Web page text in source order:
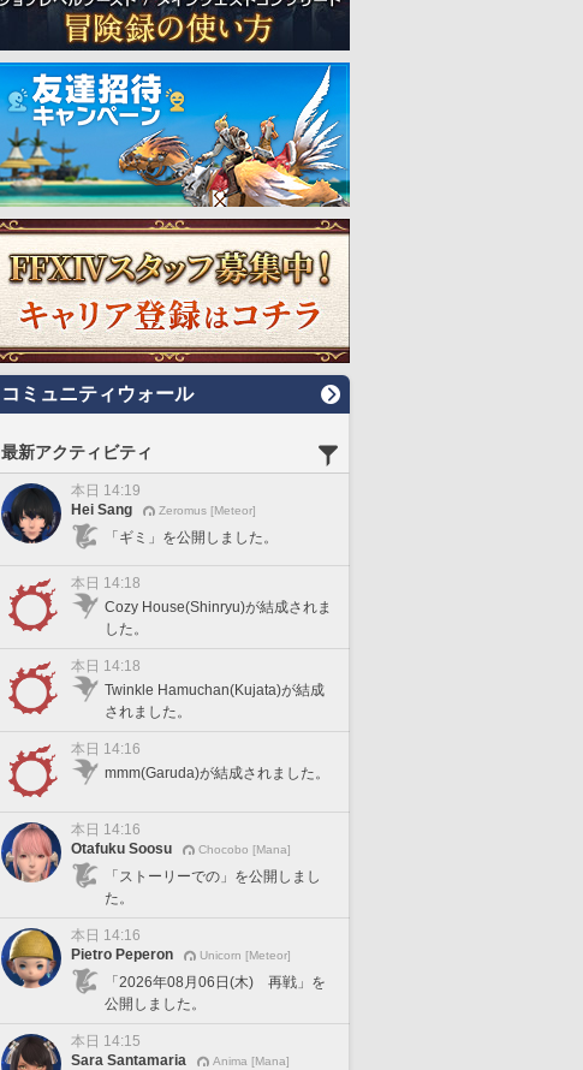
コミュニティウォール
最新アクティビティ
本日 14:19
Hei Sang
Zeromus [Meteor]
「ギミ」を公開しました。
本日 14:18
Cozy House(Shinryu)が結成されま
した。
本日 14:18
Twinkle Hamuchan(Kujata)が結成
されました。
本日 14:16
mmm(Garuda)が結成されました。
本日 14:16
Otafuku Soosu
Chocobo [Mana]
「ストーリーでの」を公開しまし
た。
本日 14:16
Pietro Peperon
Unicorn [Meteor]
「2026年08月06日(木) 再戦」を
公開しました。
本日 14:15
Sara Santamaria
Anima [Mana]